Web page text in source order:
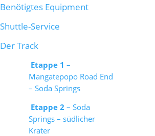
Benötigtes Equipment
Shuttle-Service
Der Track
Etappe 1 –
Mangatepopo Road End
– Soda Springs
Etappe 2 – Soda
Springs – südlicher
Krater